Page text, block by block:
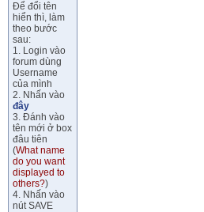
Để đổi tên
hiển thì, làm
theo bước
sau:
1. Login vào
forum dùng
Username
của mình
2. Nhấn vào
đây
3. Đánh vào
tên mới ở box
đâu tiên
(What name
do you want
displayed to
others?)
4. Nhấn vào
nút SAVE